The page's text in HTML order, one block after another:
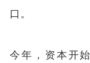
口。
今年，资本开